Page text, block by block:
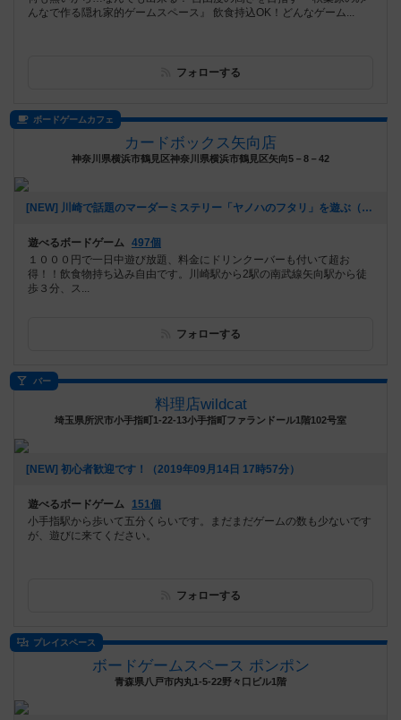
んなで作る隠れ家的ゲームスペース』 飲食持込OK！どんなゲーム...
フォローする
ボードゲームカフェ
カードボックス矢向店
神奈川県横浜市鶴見区神奈川県横浜市鶴見区矢向5－8－42
[NEW] 川崎で話題のマーダーミステリー「ヤノハのフタリ」を遊ぶ（2020年07月26日 15時36分）
遊べるボードゲーム 497個
１０００円で一日中遊び放題、料金にドリンクーバーも付いて超お
得！！飲食物持ち込み自由です。川崎駅から2駅の南武線矢向駅から徒
歩３分、ス...
フォローする
バー
料理店wildcat
埼玉県所沢市小手指町1-22-13小手指町ファランドール1階102号室
[NEW] 初心者歓迎です！（2019年09月14日 17時57分）
遊べるボードゲーム
151個
小手指駅から歩いて五分くらいです。まだまだゲームの数も少ないです
が、遊びに来てください。
フォローする
プレイスペース
ボードゲームスペース ポンポン
青森県八戸市内丸1-5-22野々口ビル1階